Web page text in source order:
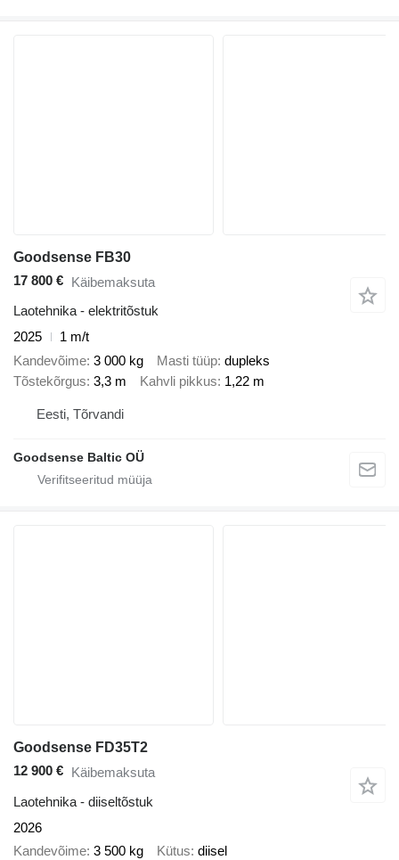
Goodsense FB30
17 800 € Käibemaksuta
Laotehnika - elektritõstuk
2025
1 m/t
Kandevõime 3 000 kg Masti tüüp dupleks
Tõstekõrgus 3,3 m Kahvli pikkus 1,22 m
Eesti, Tõrvandi
Goodsense Baltic OÜ
Goodsense FD35T2
12 900 € Käibemaksuta
Laotehnika - diiseltõstuk
2026
Kandevõime 3 500 kg Kütus diisel